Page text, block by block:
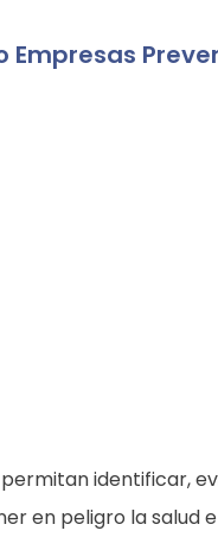
identificar,
en peligro la salud